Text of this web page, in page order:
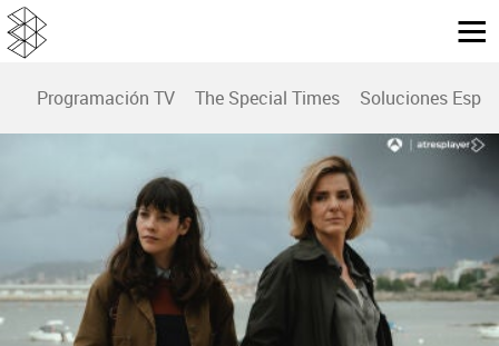
Programación TV The Special Times Soluciones